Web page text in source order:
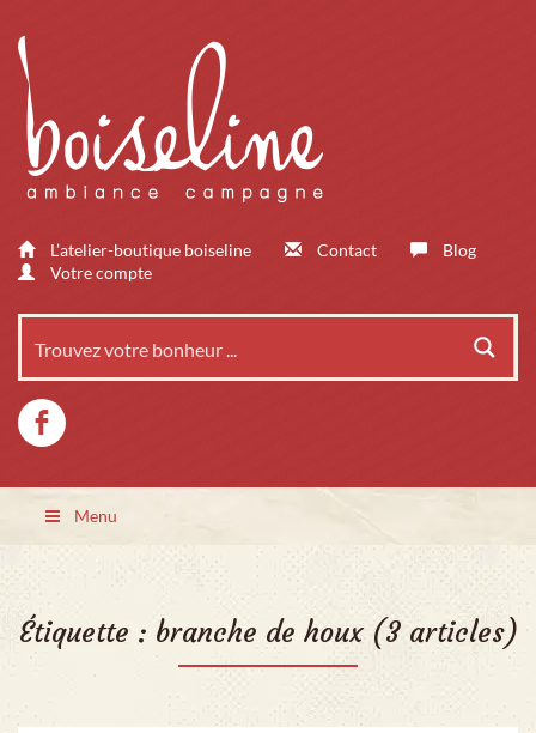
L’atelier-boutique boiseline Contact
Blog
Votre compte
Menu
Étiquette : branche de houx(3 articles)